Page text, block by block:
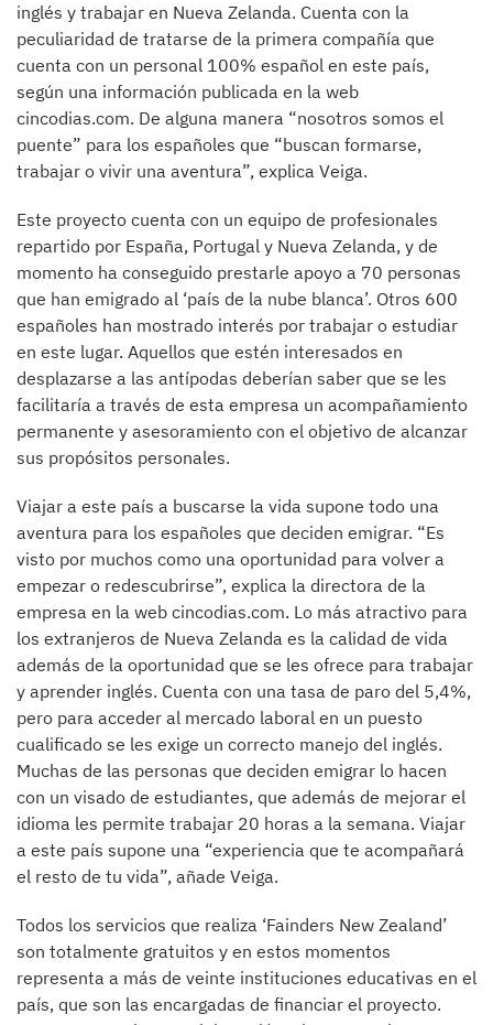
inglés y trabajar en Nueva Zelanda. Cuenta con la
peculiaridad de tratarse de la primera compañía que
cuenta con un personal 100% español en este país,
según una información publicada en la web
cincodias.com. De alguna manera “nosotros somos el
puente” para los españoles que “buscan formarse,
trabajar o vivir una aventura”, explica Veiga.
Este proyecto cuenta con un equipo de profesionales
repartido por España, Portugal y Nueva Zelanda, y de
momento ha conseguido prestarle apoyo a 70 personas
que han emigrado al ‘país de la nube blanca’. Otros 600
españoles han mostrado interés por trabajar o estudiar
en este lugar. Aquellos que estén interesados en
desplazarse a las antípodas deberían saber que se les
facilitaría a través de esta empresa un acompañamiento
permanente y asesoramiento con el objetivo de alcanzar
sus propósitos personales.
Viajar a este país a buscarse la vida supone todo una
aventura para los españoles que deciden emigrar. “Es
visto por muchos como una oportunidad para volver a
empezar o redescubrirse”, explica la directora de la
empresa en la web cincodias.com. Lo más atractivo para
los extranjeros de Nueva Zelanda es la calidad de vida
además de la oportunidad que se les ofrece para trabajar
y aprender inglés. Cuenta con una tasa de paro del 5,4%,
pero para acceder al mercado laboral en un puesto
cualificado se les exige un correcto manejo del inglés.
Muchas de las personas que deciden emigrar lo hacen
con un visado de estudiantes, que además de mejorar el
idioma les permite trabajar 20 horas a la semana. Viajar
a este país supone una “experiencia que te acompañará
el resto de tu vida”, añade Veiga.
Todos los servicios que realiza ‘Fainders New Zealand’
son totalmente gratuitos y en estos momentos
representa a más de veinte instituciones educativas en el
país, que son las encargadas de financiar el proyecto.